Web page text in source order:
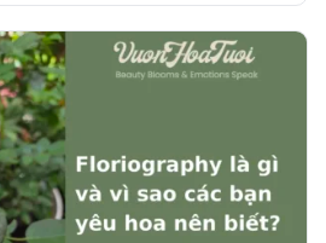
quà, mà còn là lời thì thầm của sự